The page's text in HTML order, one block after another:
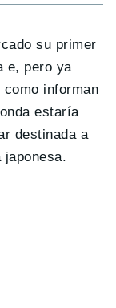
su primer
e, pero ya
informan
estaría
destinada a